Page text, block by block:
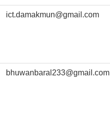
ict.damakmun@gmail.com
bhuwanbaral233@gmail.com